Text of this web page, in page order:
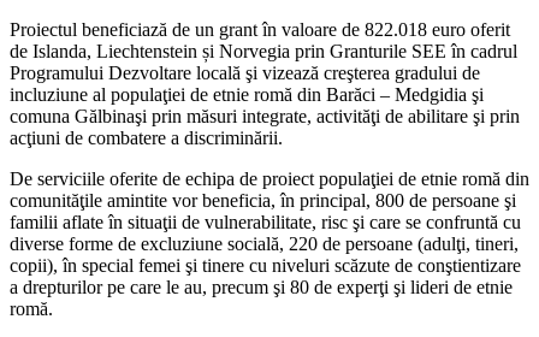
Proiectul beneficiază de un grant în valoare de 822.018 euro oferit
de Islanda, Liechtenstein și Norvegia prin Granturile SEE în cadrul
Programului Dezvoltare locală şi vizează creşterea gradului de
incluziune al populaţiei de etnie romă din Barăci – Medgidia şi
comuna Gălbinaşi prin măsuri integrate, activităţi de abilitare şi prin
acţiuni de combatere a discriminării.
De serviciile oferite de echipa de proiect populaţiei de etnie romă din
comunităţile amintite vor beneficia, în principal, 800 de persoane şi
familii aflate în situaţii de vulnerabilitate, risc şi care se confruntă cu
diverse forme de excluziune socială, 220 de persoane (adulţi, tineri,
copii), în special femei şi tinere cu niveluri scăzute de conştientizare
a drepturilor pe care le au, precum şi 80 de experţi şi lideri de etnie
romă.